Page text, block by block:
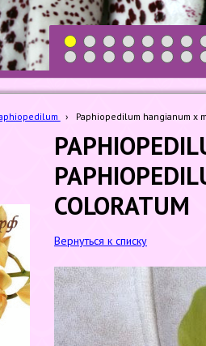
1 2 3 4 5 6 7
8
19 20 21 22 23 24 25
› Paphiopedilum hangianum x
COLORATUM
Вернуться к списку